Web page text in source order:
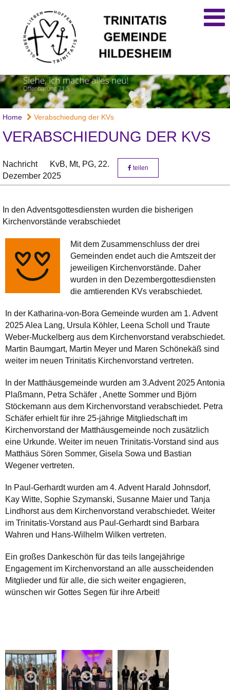
Home Verabschiedung der KVs
VERABSCHIEDUNG DER KVS
Nachricht KvB, Mt, PG, 22.
Dezember 2025
teilen
In den Adventsgottesdiensten wurden die bisherigen
Kirchenvorstände verabschiedet
Mit dem Zusammenschluss der drei
Gemeinden endet auch die Amtszeit der
jeweiligen Kirchenvorstände. Daher
wurden in den Dezembergottesdiensten
die amtierenden KVs verabschiedet.
In der Katharina-von-Bora Gemeinde wurden am 1. Advent
2025 Alea Lang, Ursula Köhler, Leena Scholl und Traute
Weber-Muckelberg aus dem Kirchenvorstand verabschiedet.
Martin Baumgart, Martin Meyer und Maren Schönekäß sind
weiter im neuen Trinitatis Kirchenvorstand vertreten.
In der Matthäusgemeinde wurden am 3.Advent 2025 Antonia
Plaßmann, Petra Schäfer , Anette Sommer und Björn
Stöckemann aus dem Kirchenvorstand verabschiedet. Petra
Schäfer erhielt für ihre 25-jährige Mitgliedschaft im
Kirchenvorstand der Matthäusgemeinde noch zusätzlich
eine Urkunde. Weiter im neuen Trinitatis-Vorstand sind aus
Matthäus Sören Sommer, Gisela Sowa und Bastian
Wegener vertreten.
In Paul-Gerhardt wurden am 4. Advent Harald Johnsdorf,
Kay Witte, Sophie Szymanski, Susanne Maier und Tanja
Lindhorst aus dem Kirchenvorstand verabschiedet. Weiter
im Trinitatis-Vorstand aus Paul-Gerhardt sind Barbara
Wahren und Hans-Wilhelm Wilken vertreten.
Ein großes Dankeschön für das teils langejährige
Engagement im Kirchenvorstand an alle ausscheidenden
Mitglieder und für alle, die sich weiter engagieren,
wünschen wir Gottes Segen für ihre Arbeit!